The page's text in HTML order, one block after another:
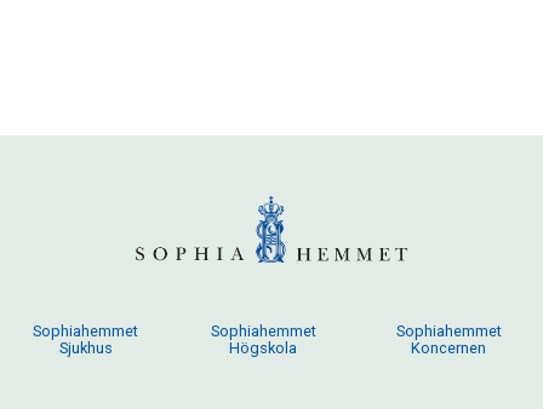
Sophiahemmet
Sjukhus
Sophiahemmet
Högskola
Sophiahemmet
Koncernen